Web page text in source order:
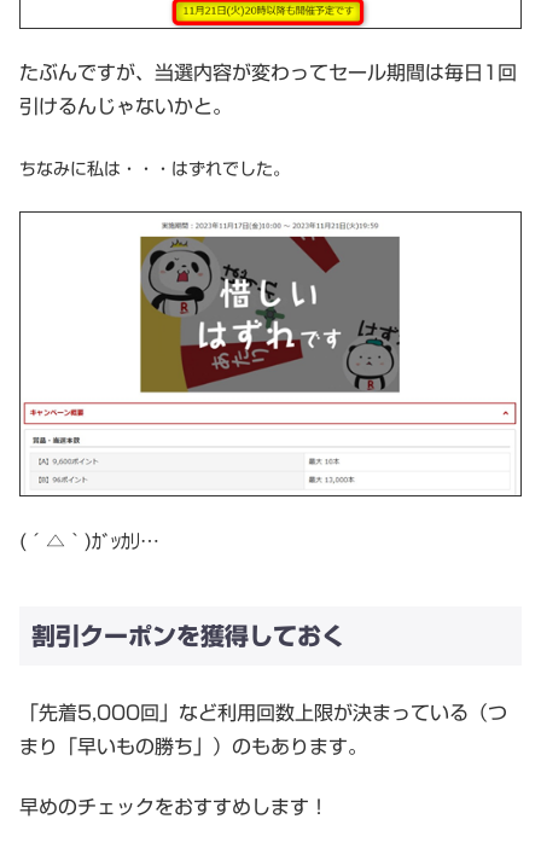
たぶんですが、当選内容が変わってセール期間は毎日1回
引けるんじゃないかと。
ちなみに私は・・・はずれでした。
(´△｀)ｶﾞｯｶﾘ…
割引クーポンを獲得しておく
「先着5,000回」など利用回数上限が決まっている（つ
まり「早いもの勝ち」）のもあります。
早めのチェックをおすすめします！